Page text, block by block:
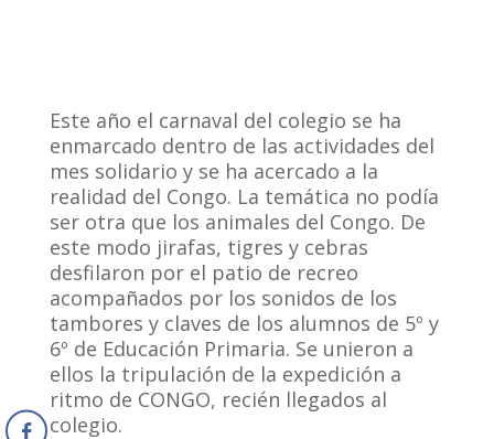
Este año el carnaval del colegio se ha
enmarcado dentro de las actividades del
mes solidario y se ha acercado a la
realidad del Congo. La temática no podía
ser otra que los animales del Congo. De
este modo jirafas, tigres y cebras
desfilaron por el patio de recreo
acompañados por los sonidos de los
tambores y claves de los alumnos de 5º y
6º de Educación Primaria. Se unieron a
ellos la tripulación de la expedición a
ritmo de CONGO, recién llegados al
colegio.